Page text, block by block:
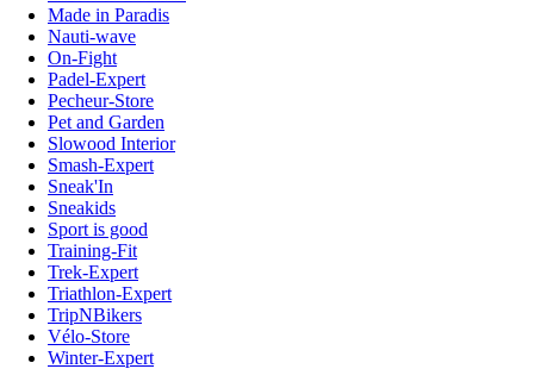
Made in Paradis
Nauti-wave
On-Fight
Padel-Expert
Pecheur-Store
Pet and Garden
Slowood Interior
Smash-Expert
Sneak'In
Sneakids
Sport is good
Training-Fit
Trek-Expert
Triathlon-Expert
TripNBikers
Vélo-Store
Winter-Expert